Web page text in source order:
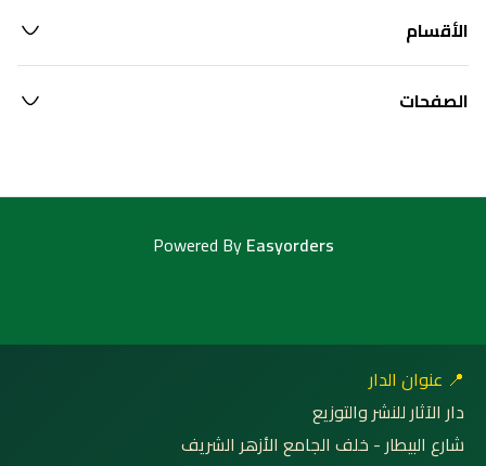
الأقسام
الصفحات
Powered ByEasyorders
📍 عنوان الدار
دار الآثار للنشر والتوزيع
شارع البيطار - خلف الجامع الأزهر الشريف